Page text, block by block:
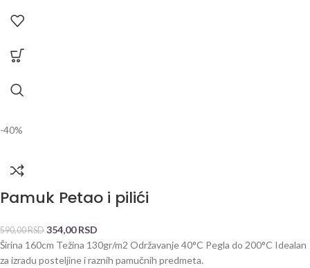
-40%
Pamuk Petao i pilići
590,00RSD 354,00RSD
Širina 160cm Težina 130gr/m2 Održavanje 40°C Pegla do 200°C Idealan
za izradu posteljine i raznih pamučnih predmeta.